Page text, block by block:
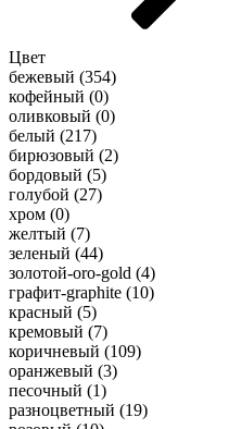
Цвет
бежевый (354)
кофейный (0)
оливковый (0)
белый (217)
бирюзовый (2)
бордовый (5)
голубой (27)
хром (0)
желтый (7)
зеленый (44)
золотой-oro-gold (4)
графит-graphite (10)
красный (5)
кремовый (7)
коричневый (109)
оранжевый (3)
песочный (1)
разноцветный (19)